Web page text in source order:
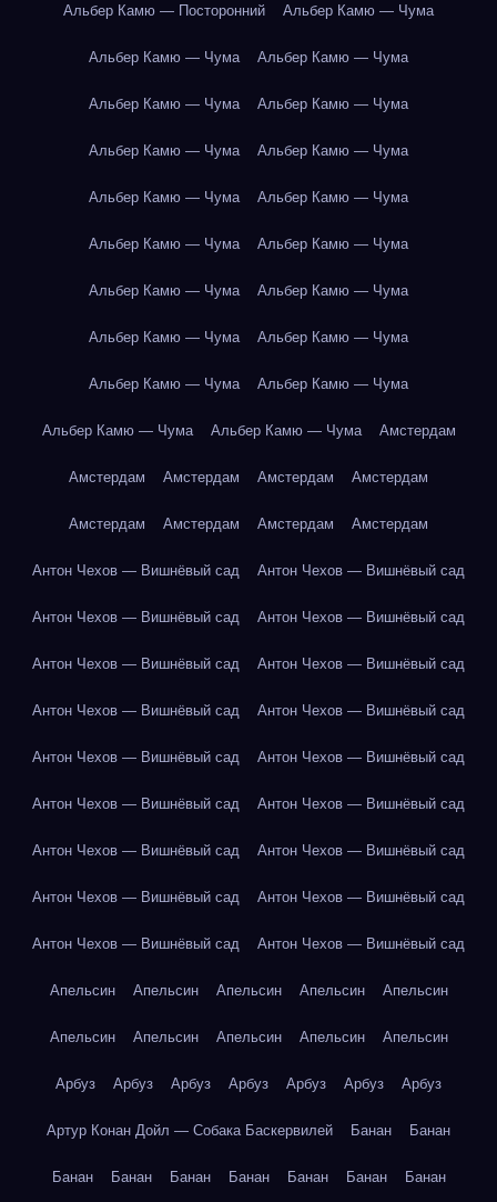
Альбер Камю — Посторонний Альбер Камю — Чума
Альбер Камю — Чума Альбер Камю — Чума
Альбер Камю — Чума Альбер Камю — Чума
Альбер Камю — Чума Альбер Камю — Чума
Альбер Камю — Чума Альбер Камю — Чума
Альбер Камю — Чума Альбер Камю — Чума
Альбер Камю — Чума Альбер Камю — Чума
Альбер Камю — Чума Альбер Камю — Чума
Альбер Камю — Чума Альбер Камю — Чума
Альбер Камю — Чума Альбер Камю — Чума Амстердам
Амстердам Амстердам Амстердам Амстердам
Амстердам Амстердам Амстердам Амстердам
Антон Чехов — Вишнёвый сад Антон Чехов — Вишнёвый сад
Антон Чехов — Вишнёвый сад Антон Чехов — Вишнёвый сад
Антон Чехов — Вишнёвый сад Антон Чехов — Вишнёвый сад
Антон Чехов — Вишнёвый сад Антон Чехов — Вишнёвый сад
Антон Чехов — Вишнёвый сад Антон Чехов — Вишнёвый сад
Антон Чехов — Вишнёвый сад Антон Чехов — Вишнёвый сад
Антон Чехов — Вишнёвый сад Антон Чехов — Вишнёвый сад
Антон Чехов — Вишнёвый сад Антон Чехов — Вишнёвый сад
Антон Чехов — Вишнёвый сад Антон Чехов — Вишнёвый сад
Апельсин Апельсин Апельсин Апельсин Апельсин
Апельсин Апельсин Апельсин Апельсин Апельсин
Арбуз Арбуз Арбуз Арбуз Арбуз Арбуз Арбуз
Артур Конан Дойл — Собака Баскервилей Банан Банан
Банан Банан Банан Банан Банан Банан Банан